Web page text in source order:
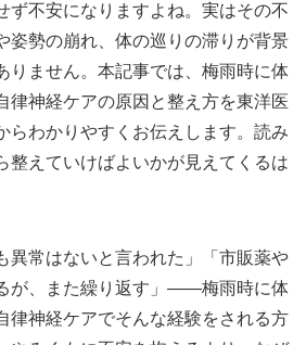
ず不安になりますよね。実はその不
姿勢の崩れ、体の巡りの滞りが背景
りません。本記事では、梅雨時に体
律神経ケアの原因と整え方を東洋医
らわかりやすくお伝えします。読み
整えていけばよいかが見えてくるは
異常はないと言われた」「市販薬や
が、また繰り返す」——梅雨時に体
律神経ケアでそんな経験をされる方